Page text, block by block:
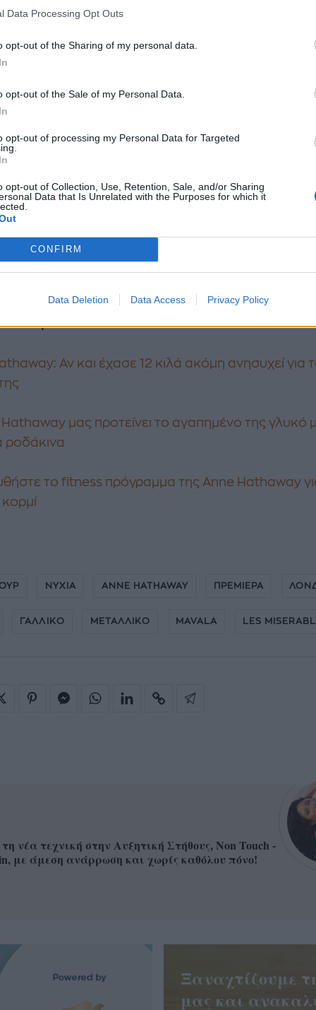
Data Processing Opt Outs
opt-out of the Sharing of my personal data.
opt-out of the Sale of my Personal Data.
opt-out of processing my Personal Data for Targeted
opt-out of Collection, Use, Retention, Sale, and/or Sharing
Data that Is Unrelated with the Purposes for which it
CONFIRM
Data Deletion Data Access Privacy Policy
friendly τιμή. Αφού άπλωσε τη ροζ βάση Reno,
μόνο σε αυτό.
, τα οποία κόλλησε πάνω στα νύχια με το
Lacquer της Mavala, για να αποφύγει τις
αυτή την δουλειά που είναι πιο ¨βαριές".
να απλώσετε δύο στρώσεις βερνικιού και ενώ
να τοποθετήσετε τα διακοσμητικά στοιχεία
πάνω στο νύχι. Συνεχίστε με μια στρώση διάφανου
θα σταθεροποιήσει το αποτέλεσμα- και είστε
ακόμα:
Αν και έχασε 12 κιλά ακόμη ανησυχεί για
μας προτείνει το αγαπημένο της γλυκό
ροδάκινα
το fitness πρόγραμμα της Anne Hathaway
κορμί
ΝΥΧΙΑ ANNE HATHAWAY ΠΡΕΜΙΕΡΑ
ΓΑΛΛΙΚΟ ΜΕΤΑΛΛΙΚΟ MAVALA LES
νέα τεχνική στην Αυξητική Στήθους, Non Touch -
με άμεση ανάρρωση και χωρίς καθόλου πόνο!
Ξαναχτίζουμε
μας και